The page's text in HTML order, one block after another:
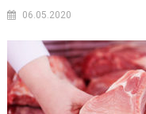
06.05.2020